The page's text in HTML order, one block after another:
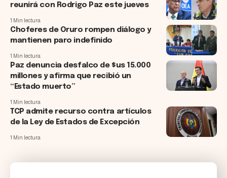
reunirá con Rodrigo Paz este jueves
1 Min lectura
Choferes de Oruro rompen diálogo y
mantienen paro indefinido
1 Min lectura
Paz denuncia desfalco de $us 15.000
millones y afirma que recibió un
“Estado muerto”
1 Min lectura
TCP admite recurso contra artículos
de la Ley de Estados de Excepción
1 Min lectura